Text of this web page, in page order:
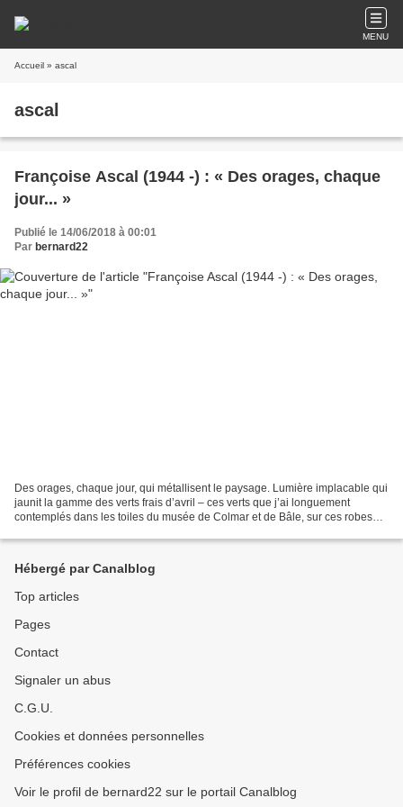
MENU
Accueil » ascal
ascal
Françoise Ascal (1944 -) : « Des orages, chaque
jour... »
Publié le 14/06/2018 à 00:01
Par bernard22
Des orages, chaque jour, qui métallisent le paysage. Lumière implacable qui
jaunit la gamme des verts frais d’avril – ces verts que j’ai longuement
contemplés dans les toiles du musée de Colmar et de Bâle, sur ces robes
Hébergé par Canalblog
Top articles
Pages
Contact
Signaler un abus
C.G.U.
Cookies et données personnelles
Préférences cookies
Voir le profil de bernard22 sur le portail Canalblog